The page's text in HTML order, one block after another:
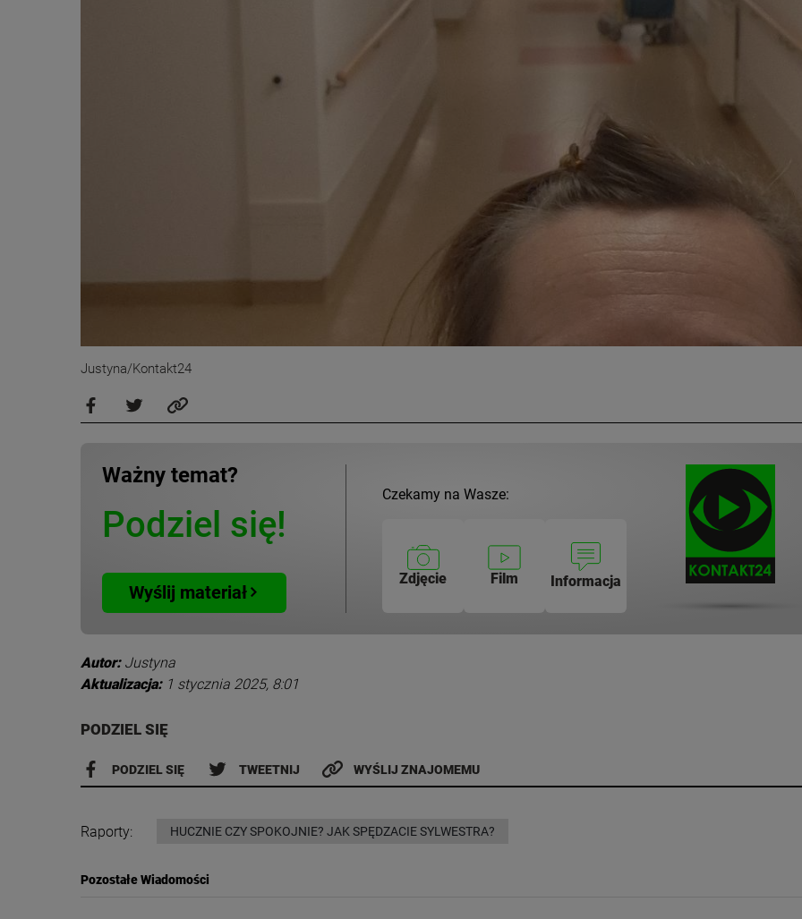
Justyna/Kontakt24
Ważny temat?
Podziel się!
Wyślij materiał
Czekamy na Wasze:
Zdjęcie Film Informacja
Autor: Justyna
Aktualizacja: 1 stycznia 2025, 8:01
PODZIEL SIĘ
PODZIEL SIĘ TWEETNIJ WYŚLIJ ZNAJOMEMU
Raporty: HUCZNIE CZY SPOKOJNIE? JAK SPĘDZACIE SYLWESTRA?
Pozostałe Wiadomości